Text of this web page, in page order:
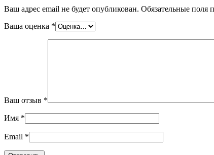
Ваш адрес email не будет опубликован. Обязательные поля
Ваша оценка *
Ваш отзыв *
Имя *
Email *